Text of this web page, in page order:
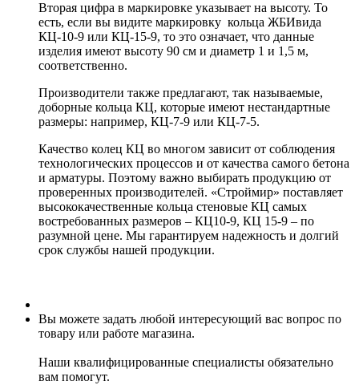
Вторая цифра в маркировке указывает на высоту. То
есть, если вы видите маркировку кольца ЖБИвида
КЦ-10-9 или КЦ-15-9, то это означает, что данные
изделия имеют высоту 90 см и диаметр 1 и 1,5 м,
соответственно.
Производители также предлагают, так называемые,
доборные кольца КЦ, которые имеют нестандартные
размеры: например, КЦ-7-9 или КЦ-7-5.
Качество колец КЦ во многом зависит от соблюдения
технологических процессов и от качества самого бетона
и арматуры. Поэтому важно выбирать продукцию от
проверенных производителей. «Строймир» поставляет
высококачественные кольца стеновые КЦ самых
востребованных размеров – КЦ10-9, КЦ 15-9 – по
разумной цене. Мы гарантируем надежность и долгий
срок службы нашей продукции.
Вы можете задать любой интересующий вас вопрос по
товару или работе магазина.
Наши квалифицированные специалисты обязательно
вам помогут.